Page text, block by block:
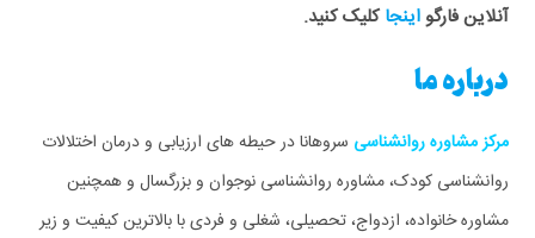
آنلاین فارگواینجاکلیک کنید.
درباره ما
مرکز مشاوره روانشناسی سروهانا در حیطه های ارزیابی و درمان اختلالات
روانشناسی کودک، مشاوره روانشناسی نوجوان و بزرگسال و همچنین
مشاوره خانواده، ازدواج، تحصیلی، شغلی و فردی با بالاترین کیفیت و زیر